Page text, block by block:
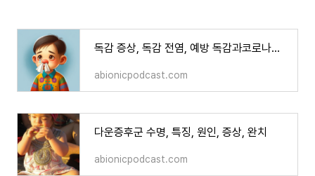
독감 증상, 독감 전염, 예방 독감과코로나의차이 알아보기
abionicpodcast.com
다운증후군 수명, 특징, 원인, 증상, 완치
abionicpodcast.com